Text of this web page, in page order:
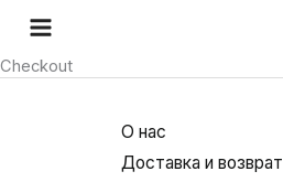
содержимому
Checkout
О нас
Доставка и возврат